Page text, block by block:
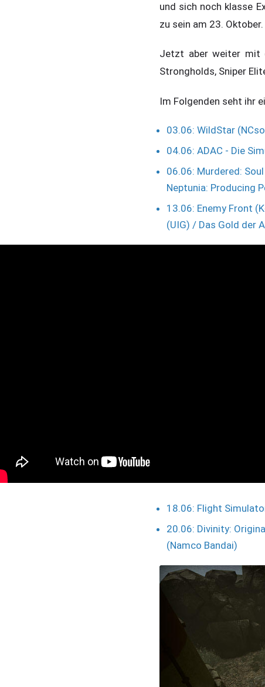
und sich noch klasse
zu sein am 23. Oktober.
Jetzt aber weiter mit
Strongholds, Sniper
Im Folgenden seht ihr
03.06: WildStar
04.06: ADAC - Die
06.06: Murdered:
Neptunia: Producing
13.06: Enemy Front
(UIG) / Das Gold der
18.06: Flight
20.06: Divinity:
(Namco Bandai)